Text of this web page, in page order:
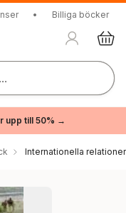
• Billiga böcker
upp till 50% →
Internationella relationer